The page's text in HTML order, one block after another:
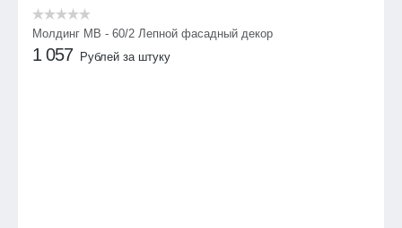
Молдинг МВ - 60/2 Лепной фасадный декор
1 057 Рублей за штуку